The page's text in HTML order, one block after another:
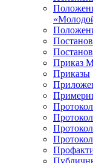
Приказ
Приказы